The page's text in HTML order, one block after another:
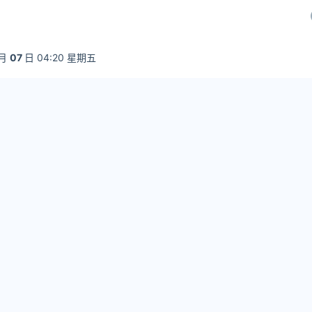
07 日 04:20 星期五